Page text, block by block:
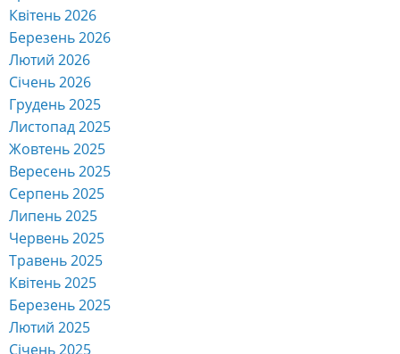
Квітень 2026
Березень 2026
Лютий 2026
Січень 2026
Грудень 2025
Листопад 2025
Жовтень 2025
Вересень 2025
Серпень 2025
Липень 2025
Червень 2025
Травень 2025
Квітень 2025
Березень 2025
Лютий 2025
Січень 2025